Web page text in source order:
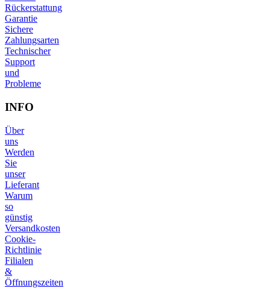
Rückerstattung
Garantie
Sichere
Zahlungsarten
Technischer
Support
und
Probleme
INFO
Über
uns
Werden
Sie
unser
Lieferant
Warum
so
günstig
Versandkosten
Cookie-
Richtlinie
Filialen
&
Öffnungszeiten